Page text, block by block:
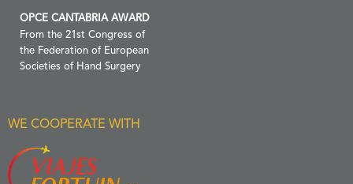
OPCE CANTABRIA AWARD
From the 21st Congress of
the Federation of European
Societies of Hand Surgery
WE COOPERATE WITH